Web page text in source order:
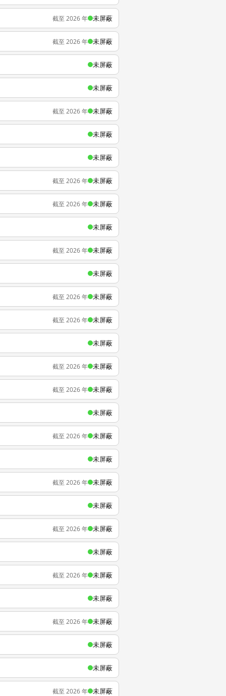
截至 2026 年 未屏蔽
截至 2026 年 未屏蔽
未屏蔽
未屏蔽
截至 2026 年 未屏蔽
未屏蔽
未屏蔽
截至 2026 年 未屏蔽
截至 2026 年 未屏蔽
未屏蔽
截至 2026 年 未屏蔽
未屏蔽
截至 2026 年 未屏蔽
截至 2026 年 未屏蔽
未屏蔽
截至 2026 年 未屏蔽
截至 2026 年 未屏蔽
未屏蔽
截至 2026 年 未屏蔽
未屏蔽
截至 2026 年 未屏蔽
未屏蔽
截至 2026 年 未屏蔽
未屏蔽
截至 2026 年 未屏蔽
未屏蔽
截至 2026 年 未屏蔽
未屏蔽
未屏蔽
截至 2026 年 未屏蔽